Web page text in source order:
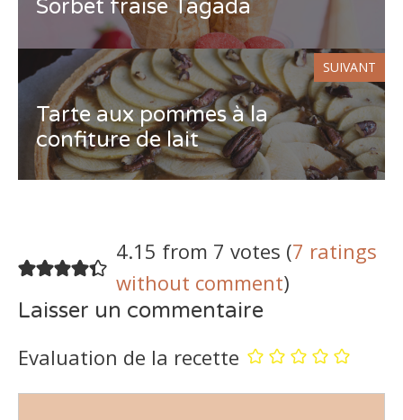
Sorbet fraise Tagada
SUIVANT
Tarte aux pommes à la
confiture de lait
4.15 from 7 votes (7 ratings
without comment)
Laisser un commentaire
Evaluation de la recette